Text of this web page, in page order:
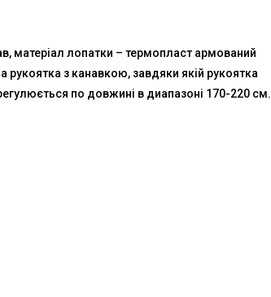
матеріал лопатки – термопласт армований
з канавкою, завдяки якій рукоятка
по довжині в диапазоні 170-220 см.